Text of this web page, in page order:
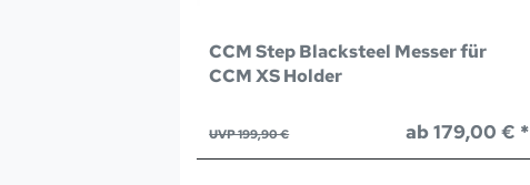
CCM Step Blacksteel Messer für
CCM XS Holder
UVP 199,90 € ab 179,00 € *